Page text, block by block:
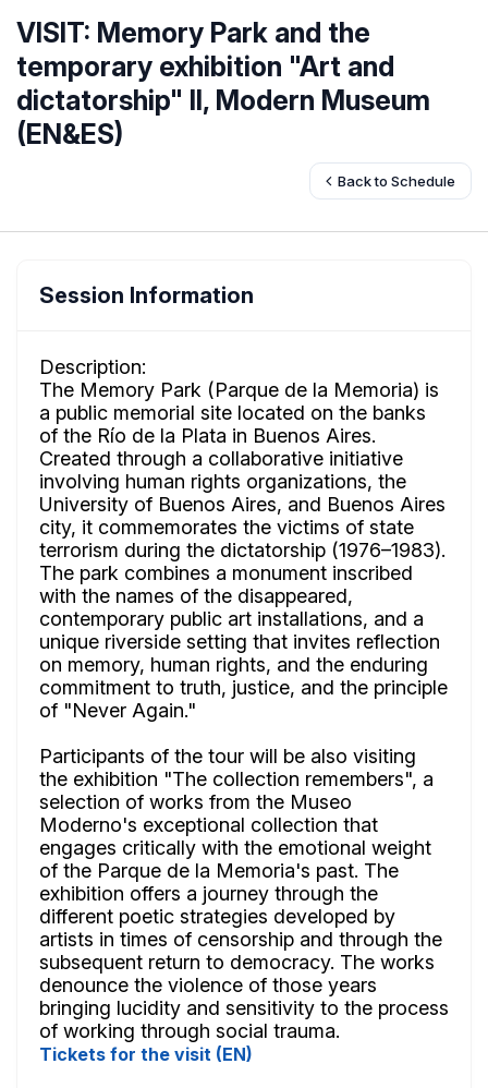
VISIT: Memory Park and the
temporary exhibition "Art and
dictatorship" II, Modern Museum
(EN&ES)
Back to Schedule
Session Information
Description:
The Memory Park (Parque de la Memoria) is
a public memorial site located on the banks
of the Río de la Plata in Buenos Aires.
Created through a collaborative initiative
involving human rights organizations, the
University of Buenos Aires, and Buenos Aires
city, it commemorates the victims of state
terrorism during the dictatorship (1976–1983).
The park combines a monument inscribed
with the names of the disappeared,
contemporary public art installations, and a
unique riverside setting that invites reflection
on memory, human rights, and the enduring
commitment to truth, justice, and the principle
of "Never Again."
Participants of the tour will be also visiting
the exhibition "The collection remembers", a
selection of works from the Museo
Moderno's exceptional collection that
engages critically with the emotional weight
of the Parque de la Memoria's past. The
exhibition offers a journey through the
different poetic strategies developed by
artists in times of censorship and through the
subsequent return to democracy. The works
denounce the violence of those years
bringing lucidity and sensitivity to the process
of working through social trauma.
Tickets for the visit (EN)